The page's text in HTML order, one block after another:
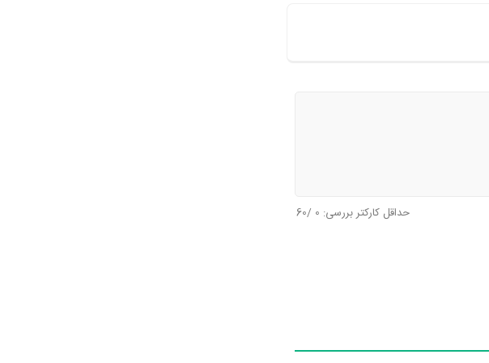
حداقل کارکتر بررسی: 0
/60